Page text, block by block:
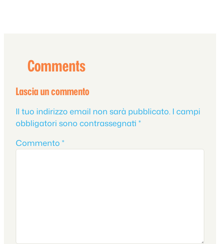
Comments
Lascia un commento
Il tuo indirizzo email non sarà pubblicato. I campi
obbligatori sono contrassegnati *
Commento *